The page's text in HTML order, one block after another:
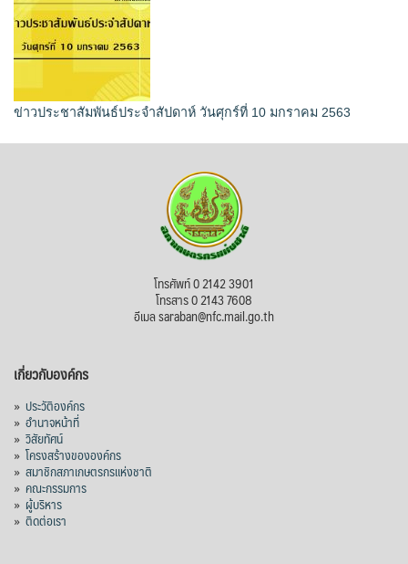
ข่าวประชาสัมพันธ์ประจำสัปดาห์ วันศุกร์ที่ 10 มกราคม 2563
โทรศัพท์ 0 2142 3901
โทรสาร 0 2143 7608
อีเมล saraban@nfc.mail.go.th
เกี่ยวกับองค์กร
» ประวัติองค์กร
» อำนาจหน้าที่
» วิสัยทัศน์
» โครงสร้างขององค์กร
» สมาชิกสภาเกษตรกรแห่งชาติ
» คณะกรรมการ
» ผู้บริหาร
» ติดต่อเรา